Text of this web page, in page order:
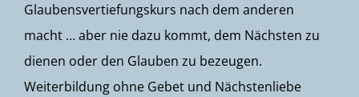
Glaubensvertiefungskurs nach dem anderen
macht … aber nie dazu kommt, dem Nächsten zu
dienen oder den Glauben zu bezeugen.
Weiterbildung ohne Gebet und Nächstenliebe